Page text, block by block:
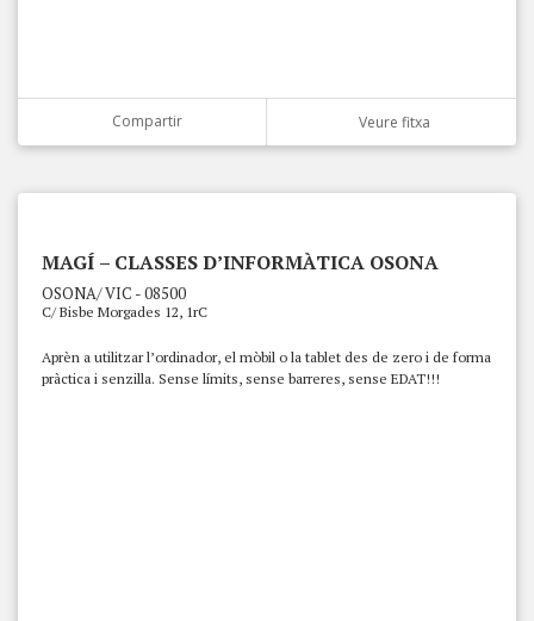
Compartir Veure fitxa
MAGÍ – CLASSES D’INFORMÀTICA OSONA
OSONA/ VIC - 08500
C/ Bisbe Morgades 12, 1rC
Aprèn a utilitzar l’ordinador, el mòbil o la tablet des de zero i de forma
pràctica i senzilla. Sense límits, sense barreres, sense EDAT!!!